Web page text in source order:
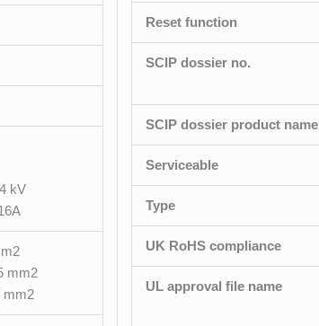
kV
mm2
mm2
Reset function
SCIP dossier no.
SCIP dossier product name
Serviceable
Type
UK RoHS compliance
UL approval file name